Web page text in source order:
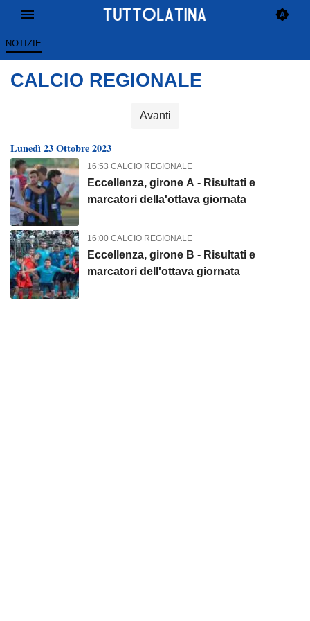
NOTIZIE
CALCIO REGIONALE
Avanti
Lunedì 23 Ottobre 2023
16:53 CALCIO REGIONALE
Eccellenza, girone A - Risultati e
marcatori della'ottava giornata
16:00 CALCIO REGIONALE
Eccellenza, girone B - Risultati e
marcatori dell'ottava giornata